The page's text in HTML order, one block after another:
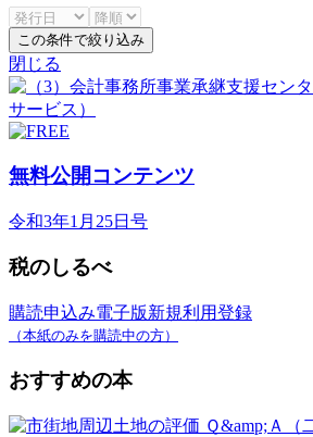
この条件で絞り込み
閉じる
無料公開コンテンツ
令和3年1月25日号
税のしるべ
購読申込み電子版新規利用登録
（本紙のみを購読中の方）
おすすめの本